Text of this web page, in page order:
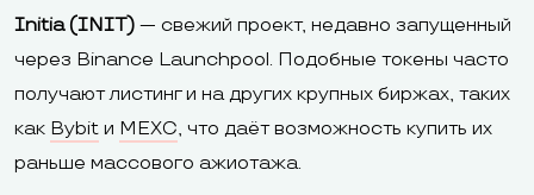
Initia (INIT) — свежий проект, недавно запущенный
через Binance Launchpool. Подобные токены часто
получают листинг и на других крупных биржах, таких
как Bybit и MEXC, что даёт возможность купить их
раньше массового ажиотажа.